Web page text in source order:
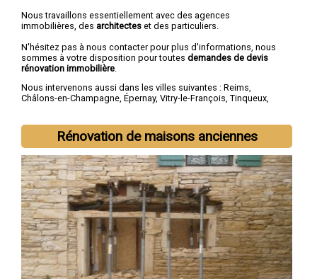
Nous travaillons essentiellement avec des agences
immobilières, des architectes et des particuliers.
N'hésitez pas à nous contacter pour plus d'informations, nous
sommes à votre disposition pour toutes demandes de devis
rénovation immobilière
Nous intervenons aussi dans les villes suivantes : Reims,
Châlons-en-Champagne, Épernay, Vitry-le-François, Tinqueux,
Rénovation de maisons anciennes